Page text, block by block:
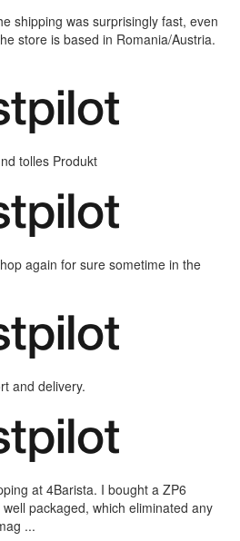
shipping was surprisingly fast, even
store is based in Romania/Austria.
tolles Produkt
again for sure sometime in the
and delivery.
at 4Barista. I bought a ZP6
packaged, which eliminated any
...